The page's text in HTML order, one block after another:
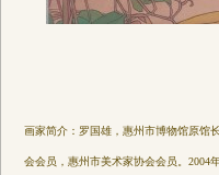
画家简介：罗国雄，惠州市博物馆原馆
会会员，惠州市美术家协会会员。2004